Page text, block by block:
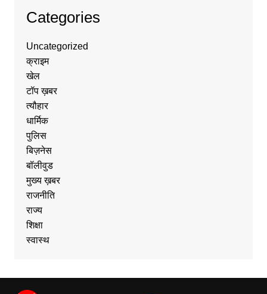
Categories
Uncategorized
क्राइम
खेल
टॉप ख़बर
त्यौहार
धार्मिक
पुलिस
बिज़नेस
बॉलीवुड
मुख्य ख़बर
राजनीति
राज्य
शिक्षा
स्वास्थ